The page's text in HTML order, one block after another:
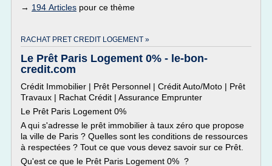
→ 194 Articles pour ce thème
RACHAT PRET CREDIT LOGEMENT »
Le Prêt Paris Logement 0% - le-bon-
credit.com
Crédit Immobilier | Prêt Personnel | Crédit Auto/Moto | Prêt
Travaux | Rachat Crédit | Assurance Emprunter
Le Prêt Paris Logement 0%
A qui s'adresse le prêt immobilier à taux zéro que propose
la ville de Paris ? Quelles sont les conditions de ressources
à respectées ? Tout ce que vous devez savoir sur ce Prêt.
Qu'est ce que le Prêt Paris Logement 0% ?